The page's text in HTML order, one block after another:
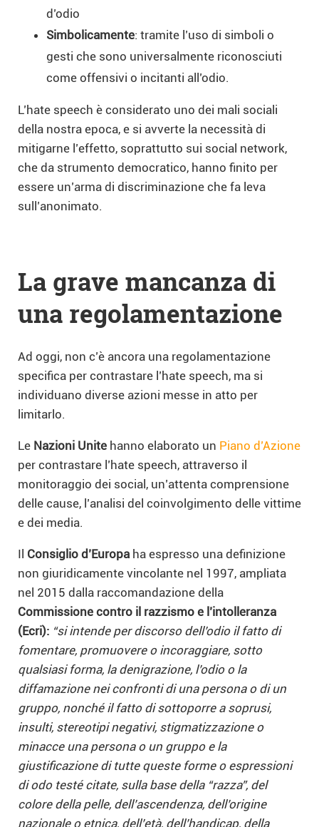
d’odio
Simbolicamente: tramite l’uso di simboli o
gesti che sono universalmente riconosciuti
come offensivi o incitanti all’odio.
L’hate speech è considerato uno dei mali sociali
della nostra epoca, e si avverte la necessità di
mitigarne l’effetto, soprattutto sui social network,
che da strumento democratico, hanno finito per
essere un’arma di discriminazione che fa leva
sull’anonimato.
La grave mancanza di
una regolamentazione
Ad oggi, non c’è ancora una regolamentazione
specifica per contrastare l’hate speech, ma si
individuano diverse azioni messe in atto per
limitarlo.
Le Nazioni Unite hanno elaborato un Piano d’Azione
per contrastare l’hate speech, attraverso il
monitoraggio dei social, un’attenta comprensione
delle cause, l’analisi del coinvolgimento delle vittime
e dei media.
Il Consiglio d’Europa ha espresso una definizione
non giuridicamente vincolante nel 1997, ampliata
nel 2015 dalla raccomandazione della
Commissione contro il razzismo e l’intolleranza
(Ecri): “si intende per discorso dell’odio il fatto di
fomentare, promuovere o incoraggiare, sotto
qualsiasi forma, la denigrazione, l’odio o la
diffamazione nei confronti di una persona o di un
gruppo, nonché il fatto di sottoporre a soprusi,
insulti, stereotipi negativi, stigmatizzazione o
minacce una persona o un gruppo e la
giustificazione di tutte queste forme o espressioni
di odo testé citate, sulla base della “razza”, del
colore della pelle, dell’ascendenza, dell’origine
nazionale o etnica, dell’età, dell’handicap, della